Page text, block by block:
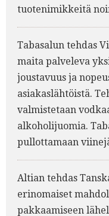
tuotenimikkeitä
Tabasalun tehdas
maita palveleva
joustavuus ja
asiakaslähtöistä.
valmistetaan
alkoholijuomia.
pullottamaan
Altian tehdas
erinomaiset
pakkaamiseen